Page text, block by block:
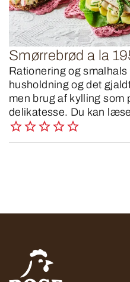
Smørrebrød a la
Rationering og
husholdning og det
men brug af kylling
delikatesse. Du kan